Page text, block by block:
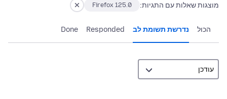
מוצגות שאלות עם התגיות: Firefox 125.0
הכול נדרשת תשומת לב Responded
Done